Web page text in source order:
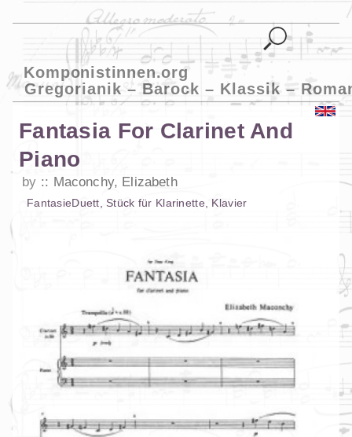
Komponistinnen.org
Gregorianik – Barock – Klassik –
Fantasia For Clarinet And
Piano
by Maconchy, Elizabeth
FantasieDuett ,Stück für Klarinette Klavier